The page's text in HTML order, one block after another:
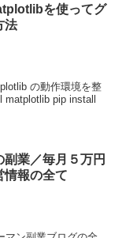
を使ってグ
法
の動作環境を整
pip install
業／毎月５万円
情報の全て